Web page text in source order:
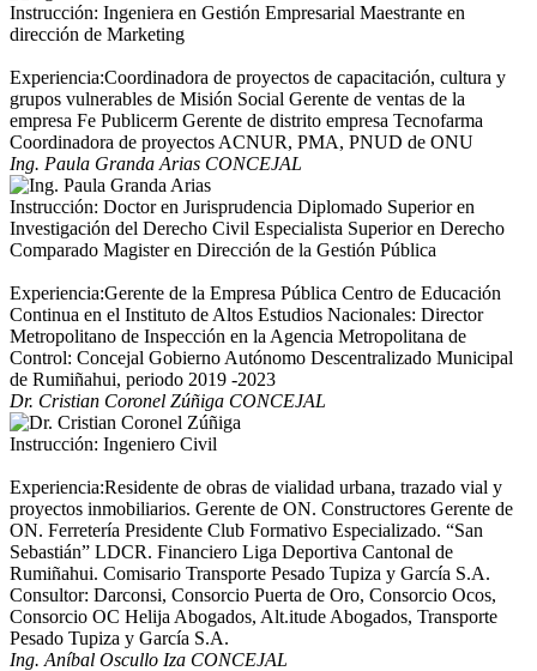
Instrucción: Ingeniera en Gestión Empresarial Maestrante en
dirección de Marketing
Experiencia:Coordinadora de proyectos de capacitación, cultura y
grupos vulnerables de Misión Social Gerente de ventas de la
empresa Fe Publicerm Gerente de distrito empresa Tecnofarma
Coordinadora de proyectos ACNUR, PMA, PNUD de ONU
Ing. Paula Granda Arias CONCEJAL
Instrucción: Doctor en Jurisprudencia Diplomado Superior en
Investigación del Derecho Civil Especialista Superior en Derecho
Comparado Magister en Dirección de la Gestión Pública
Experiencia:Gerente de la Empresa Pública Centro de Educación
Continua en el Instituto de Altos Estudios Nacionales: Director
Metropolitano de Inspección en la Agencia Metropolitana de
Control: Concejal Gobierno Autónomo Descentralizado Municipal
de Rumiñahui, periodo 2019 -2023
Dr. Cristian Coronel Zúñiga CONCEJAL
Instrucción: Ingeniero Civil
Experiencia:Residente de obras de vialidad urbana, trazado vial y
proyectos inmobiliarios. Gerente de ON. Constructores Gerente de
ON. Ferretería Presidente Club Formativo Especializado. “San
Sebastián” LDCR. Financiero Liga Deportiva Cantonal de
Rumiñahui. Comisario Transporte Pesado Tupiza y García S.A.
Consultor: Darconsi, Consorcio Puerta de Oro, Consorcio Ocos,
Consorcio OC Helija Abogados, Alt.itude Abogados, Transporte
Pesado Tupiza y García S.A.
Ing. Aníbal Oscullo Iza CONCEJAL